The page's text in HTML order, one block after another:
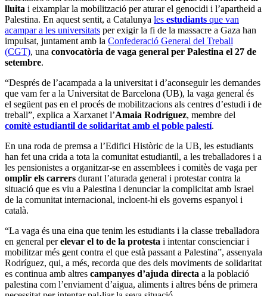
lluita i eixamplar la mobilització per aturar el genocidi i l’apartheid a
Palestina. En aquest sentit, a Catalunya les estudiants que van
acampar a les universitats per exigir la fi de la massacre a Gaza han
impulsat, juntament amb la Confederació General del Treball
(CGT), una convocatòria de vaga general per Palestina el 27 de
setembre.
“Després de l’acampada a la universitat i d’aconseguir les demandes
que vam fer a la Universitat de Barcelona (UB), la vaga general és
el següent pas en el procés de mobilitzacions als centres d’estudi i de
treball”, explica a Xarxanet l’Amaia Rodríguez, membre del
comitè estudiantil de solidaritat amb el poble palestí.
En una roda de premsa a l’Edifici Històric de la UB, les estudiants
han fet una crida a tota la comunitat estudiantil, a les treballadores i a
les pensionistes a organitzar-se en assemblees i comitès de vaga per
omplir els carrers durant l’aturada general i protestar contra la
situació que es viu a Palestina i denunciar la complicitat amb Israel
de la comunitat internacional, incloent-hi els governs espanyol i
català.
“La vaga és una eina que tenim les estudiants i la classe treballadora
en general perelevar el to de la protesta i intentar conscienciar i
mobilitzar més gent contra el que està passant a Palestina”, assenyala
Rodríguez, qui, a més, recorda que des dels moviments de solidaritat
es continua amb altres campanyes d’ajuda directa a la població
palestina com l’enviament d’aigua, aliments i altres béns de primera